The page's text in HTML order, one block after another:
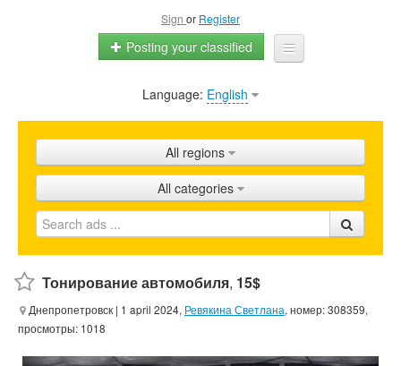
Sign or Register
Posting your classified
Home
Shops
Promotion
FAQ
Blog
Language: English
All regions
All categories
Тонирование автомобиля, 15$
Днепропетровск | 1 april 2024, Ревякина Светлана, номер: 308359,
просмотры: 1018